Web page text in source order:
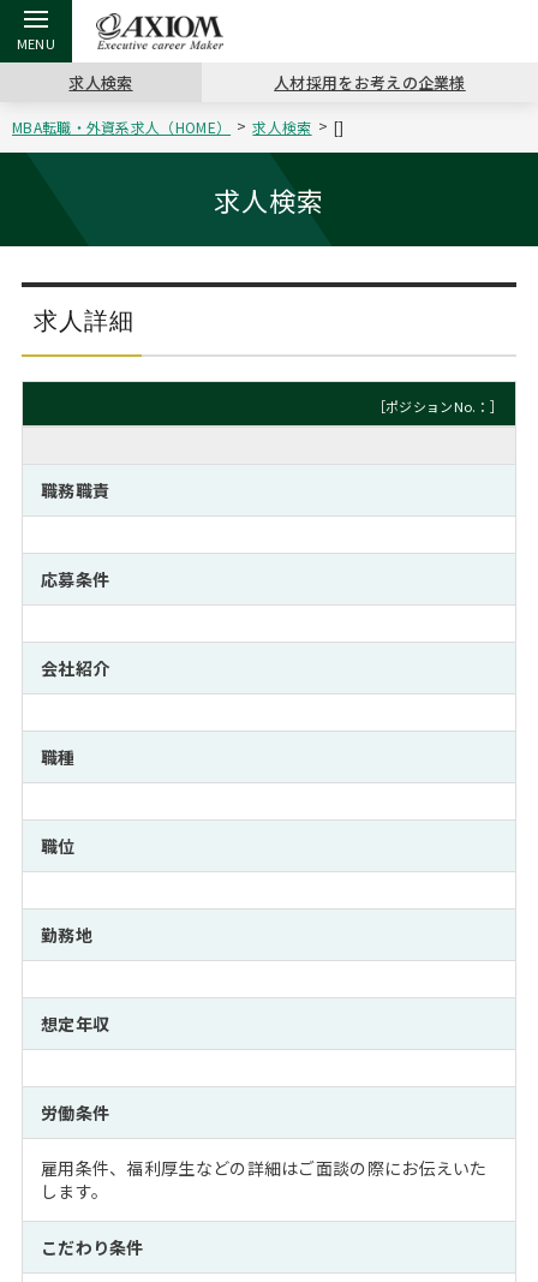
戻る
アクシアムの特長
コンサ
サービス案内 キャリ
コンサルタントの紹介
戻る
キャリア支援 TOP
キャリアデザイン講座
（最新求人市場動向）
MBAの
おわり
ステージ別アドバイス
MBA留学生数の推移
日本か
インターン受入企業一覧
MBAを生かす求人特集
年齢と年収の相関図
戻る
転職ツール TOP
英文レジュメの書き方 パワー
職務経歴書の書き方
よくある面接Q&A集
外資系／面接攻略のコツ
戻る
転職コラム TOP
“展”職相談室
転職市場の明日をよめ
転職成功への4つの鍵
キャリアに効く一冊
注目企業インタビュー
戻る
イベント・セミナー TOP
ジョブフェア
キャリアデザインセミナー
キャリアフォーラム
プロ経営者の特別セミナー
Career Talk Live
MBA NETWORKING
戻る
会社概要 TOP
沿革
主なクライアント
採用情報
パブリシティ
ニュースリリース
求人検索 人材採用をお考えの企業様
MBA転職・外資系求人（HOME） 求人検索 []
求人検索
求人詳細
［ポジションNo.：］
職務職責
応募条件
会社紹介
職種
職位
勤務地
想定年収
労働条件
雇用条件、福利厚生などの詳細はご面談の際にお伝えいた
します。
こだわり条件